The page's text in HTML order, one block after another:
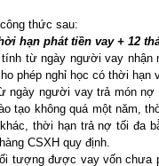
thức sau:
hạn phát tiền vay + 12
từ ngày người vay nhận
phép nghỉ học có thời
ngày người vay trả món
tạo không quá một năm,
thời hạn trả nợ tối đa
CSXH quy định.
tượng được vay vốn